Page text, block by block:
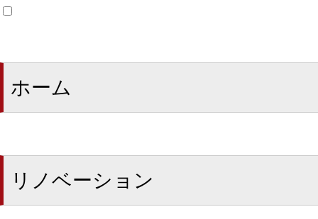
ホーム
リノベーション